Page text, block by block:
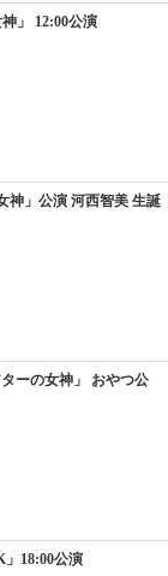
」 12:00公演
神」公演 河西智美 生誕
ーの女神」 おやつ公
」18:00公演